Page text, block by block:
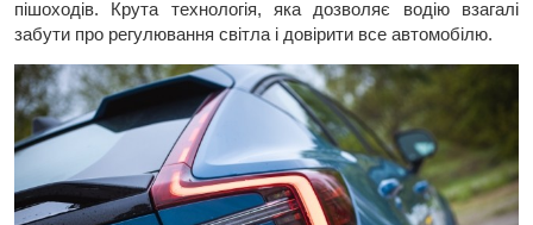
пішоходів. Крута технологія, яка дозволяє водію взагалі
забути про регулювання світла і довірити все автомобілю.